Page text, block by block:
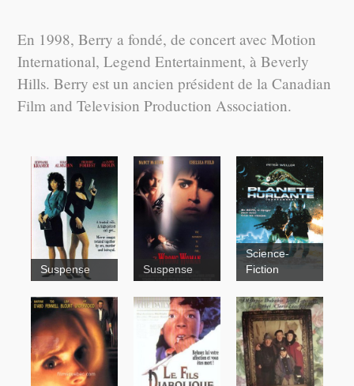
En 1998, Berry a fondé, de concert avec Motion
International, Legend Entertainment, à Beverly
Hills. Berry est un ancien président de la Canadian
Film and Television Production Association.
Twin Sisters
Ma
soeur, mon
ennemie
Suspense
The
Wrong
Woman
Suspense Screamers
Science-
Fiction